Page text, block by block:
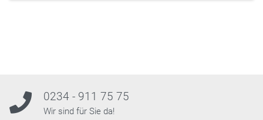
0234 - 911 75 75
Wir sind für Sie da!